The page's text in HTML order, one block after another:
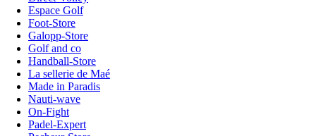
Espace Golf
Foot-Store
Galopp-Store
Golf and co
Handball-Store
La sellerie de Maé
Made in Paradis
Nauti-wave
On-Fight
Padel-Expert